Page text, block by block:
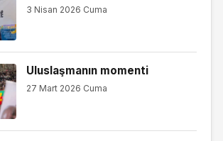
3 Nisan 2026 Cuma
Uluslaşmanın momenti
27 Mart 2026 Cuma